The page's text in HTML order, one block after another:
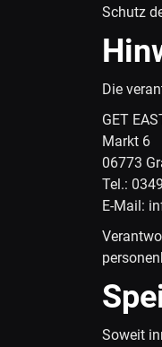
Schutz
Die
GET
Markt 6
06773
Tel.:
E-Mail:
Soweit